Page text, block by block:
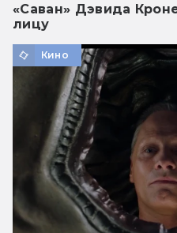
«Саван» Дэвида
лицу
Кино